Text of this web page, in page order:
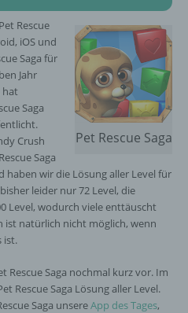
Pet Rescue Saga
Rescue
iOS und
Saga für
Jahr
hat
Saga
Crush
Saga
wir die Lösung aller Level für
leider nur 72 Level, die
Level, wodurch viele enttäuscht
ist natürlich nicht möglich, wenn
ist.
Rescue Saga nochmal kurz vor. Im
Rescue Saga Lösung aller Level.
Saga unsereApp des Tages,